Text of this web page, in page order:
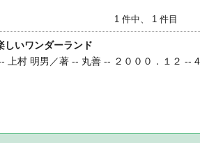
1 件中、 1 件目
しいワンダーランド
上村 明男／著 -- 丸善 -- ２０００．１２ --